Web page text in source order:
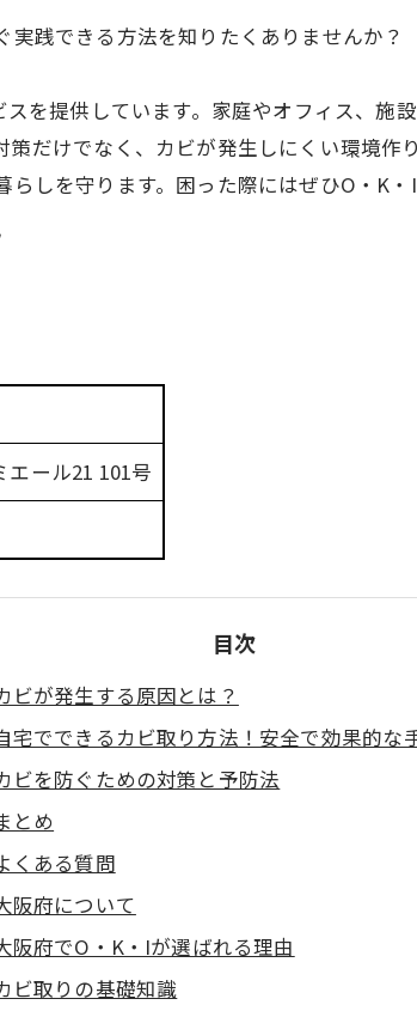
践できる方法を知りたくありませんか？
を提供しています。家庭やオフィス、施
だけでなく、カビが発生しにくい環境
しを守ります。困った際にはぜひO・K・
ール21 101号
目次
ビが発生する原因とは？
宅でできるカビ取り方法！安全で効果的な
ビを防ぐための対策と予防法
とめ
くある質問
阪府について
阪府でO・K・Iが選ばれる理由
ビ取りの基礎知識